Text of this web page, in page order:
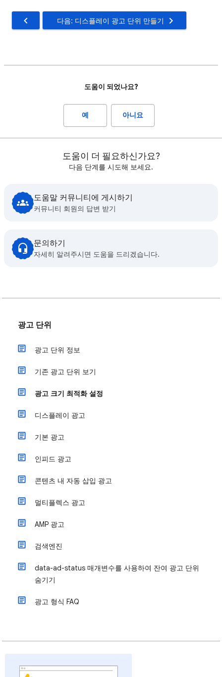
다음: 디스플레이 광고 단위 만들기
도움이 되었나요?
예 아니요
도움이 더 필요하신가요?
다음 단계를 시도해 보세요.
도움말 커뮤니티에 게시하기
커뮤니티 회원의 답변 받기
문의하기
자세히 알려주시면 도움을 드리겠습니다.
광고 단위
광고 단위 정보
기존 광고 단위 보기
광고 크기 최적화 설정
디스플레이 광고
기본 광고
인피드 광고
콘텐츠 내 자동 삽입 광고
멀티플렉스 광고
AMP 광고
검색엔진
data-ad-status 매개변수를 사용하여 잔여 광고 단위
숨기기
광고 형식 FAQ